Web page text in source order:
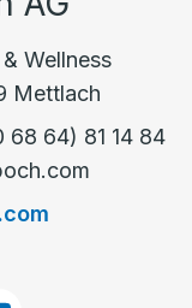
Wellness
Mettlach
68 64) 81 14 84